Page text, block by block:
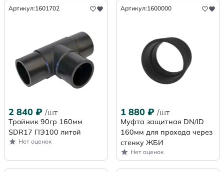
Артикул:1601702
2 840 ₽ /шт
Тройник 90гр 160мм
SDR17 ПЭ100 литой
Нет оценок
Артикул:1600000
1 880 ₽ /шт
Муфта защитная DN/ID
160мм для прохода через
стенку ЖБИ
Нет оценок